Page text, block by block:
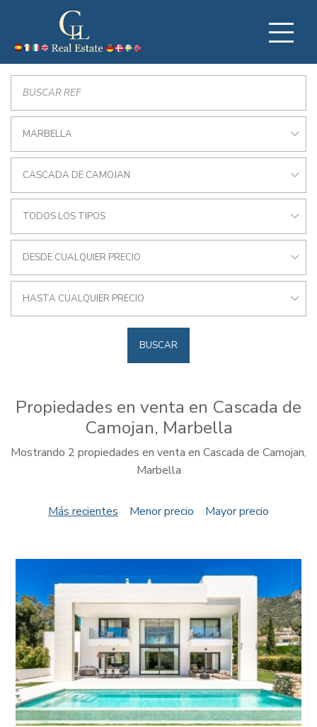
MARBELLA
CASCADA DE CAMOJAN
TODOS LOS TIPOS
DESDE CUALQUIER PRECIO
HASTA CUALQUIER PRECIO
BUSCAR
Propiedades en venta en Cascada de
Camojan, Marbella
Mostrando 2 propiedades en venta en Cascada de Camojan,
Marbella
Más recientes Menor precio Mayor precio